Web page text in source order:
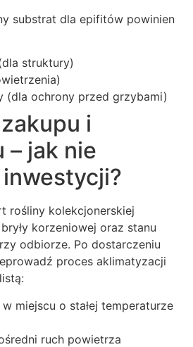
substrat dla epifitów powinien
struktury)
(dla ochrony przed grzybami)
i
jak nie
rośliny kolekcjonerskiej
korzeniowej oraz stanu
odbiorze. Po dostarczeniu
proces aklimatyzacji
miejscu o stałej temperaturze
ruch powietrza